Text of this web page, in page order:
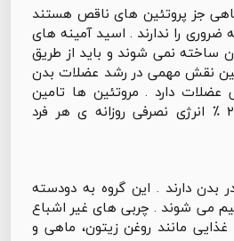
جز پروتئین های ناقص هستند
را ندارند . اسید آمینه های
ساخته نمی شوند و باید از طریق
نقش مهمی در رشد عضلات بدن
دارد . مروتئین ها تامین
کننده ی حدود ۱۵ - ۲۰ ٪ انرژی نصرفی روزانه ی هر فرد
دارند . این گروه به دودسته
می شوند . چربی های غیر اشباع
مانند روغن زیتون، ماهی و